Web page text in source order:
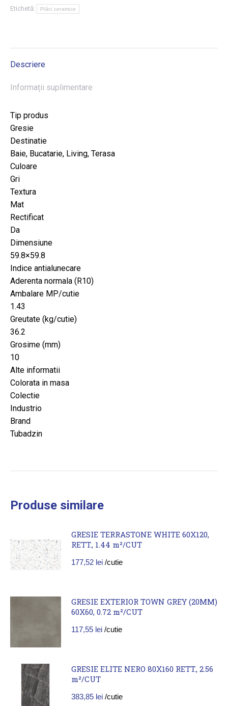
59.8X59.8,
Etichetă:
Plăci ceramice
Descriere
Informații suplimentare
Tip produs
Gresie
Destinatie
Baie, Bucatarie, Living, Terasa
Culoare
Gri
Textura
Mat
Rectificat
Da
Dimensiune
59.8×59.8
Indice antialunecare
Aderenta normala (R10)
Ambalare MP/cutie
1.43
Greutate (kg/cutie)
36.2
Grosime (mm)
10
Alte informatii
Colorata in masa
Colectie
Industrio
Brand
Tubadzin
Produse similare
GRESIE TERRASTONE WHITE 60X120,
RETT., 1.44 m²/CUT
177,52 lei /cutie
GRESIE EXTERIOR TOWN GREY (20MM)
60X60, 0.72 m²/CUT
117,55 lei /cutie
GRESIE ELITE NERO 80X160 RETT., 2.56
m²/CUT
383,85 lei /cutie